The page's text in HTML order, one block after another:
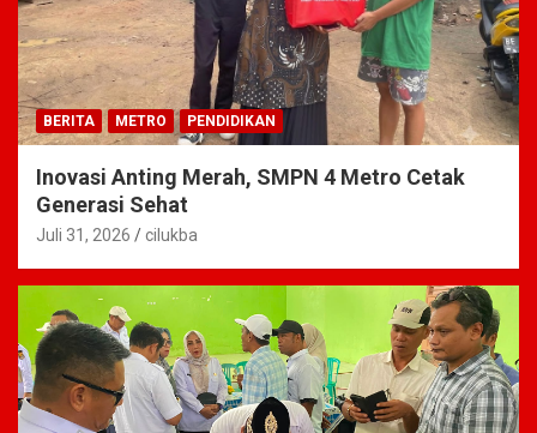
BERITA METRO PENDIDIKAN
Inovasi Anting Merah, SMPN 4 Metro Cetak
Generasi Sehat
Juli 31, 2026 cilukba